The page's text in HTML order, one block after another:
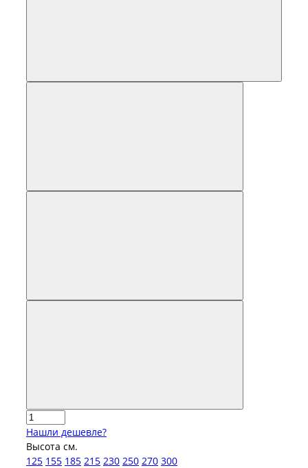
Нашли дешевле?
Высота см.
125 155 185 215 230 250 270 300